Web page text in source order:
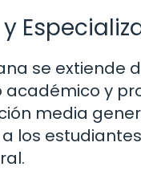
se extiende
y
media
los